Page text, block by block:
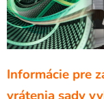
Informácie pre